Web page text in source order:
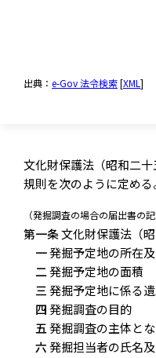
出典： e-Gov 法令検索[XML ]
文化財保護法（昭和二
規則を次のように定める
（発掘調査の場合の届出書の
第一条文化財保護法（
一発掘予定地の所在
二発掘予定地の面積
三発掘予定地に係る
四発掘調査の目的
五発掘調査の主体と
六発掘担当者の氏名